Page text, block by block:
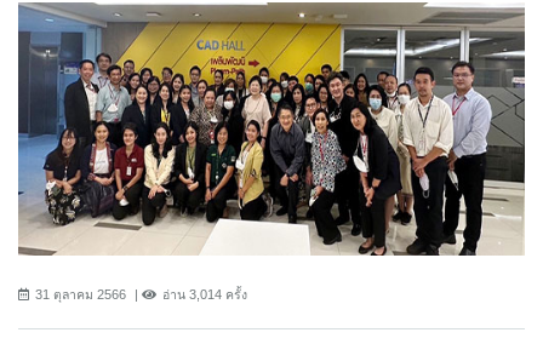
31 ตุลาคม 2566 อ่าน 3,014 ครั้ง